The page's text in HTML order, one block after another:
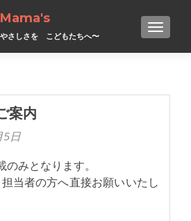
さしさを こどもたちへ〜
案内
5日
みとなります。
当者の方へ直接お願いいたし